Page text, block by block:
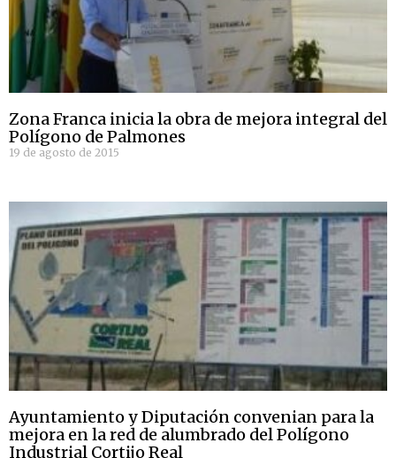
Zona Franca inicia la obra de mejora integral del
Polígono de Palmones
19 de agosto de 2015
Ayuntamiento y Diputación convenian para la
mejora en la red de alumbrado del Polígono
Industrial Cortijo Real